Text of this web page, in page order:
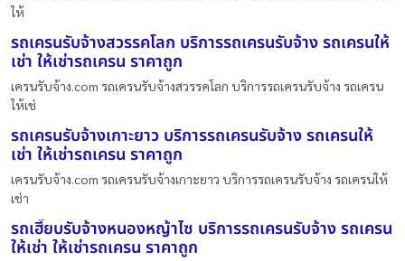
ให้
รถเครนรับจ้างสวรรคโลก บริการรถเครนรับจ้าง รถเครนให้
เช่า ให้เช่ารถเครน ราคาถูก
เครนรับจ้าง.com รถเครนรับจ้างสวรรคโลก บริการรถเครนรับจ้าง รถเครน
ให้เช่
รถเครนรับจ้างเกาะยาว บริการรถเครนรับจ้าง รถเครนให้
เช่า ให้เช่ารถเครน ราคาถูก
เครนรับจ้าง.com รถเครนรับจ้างเกาะยาว บริการรถเครนรับจ้าง รถเครนให้
เช่า
รถเฮี๊ยบรับจ้างหนองหญ้าไซ บริการรถเครนรับจ้าง รถเครน
ให้เช่า ให้เช่ารถเครน ราคาถูก